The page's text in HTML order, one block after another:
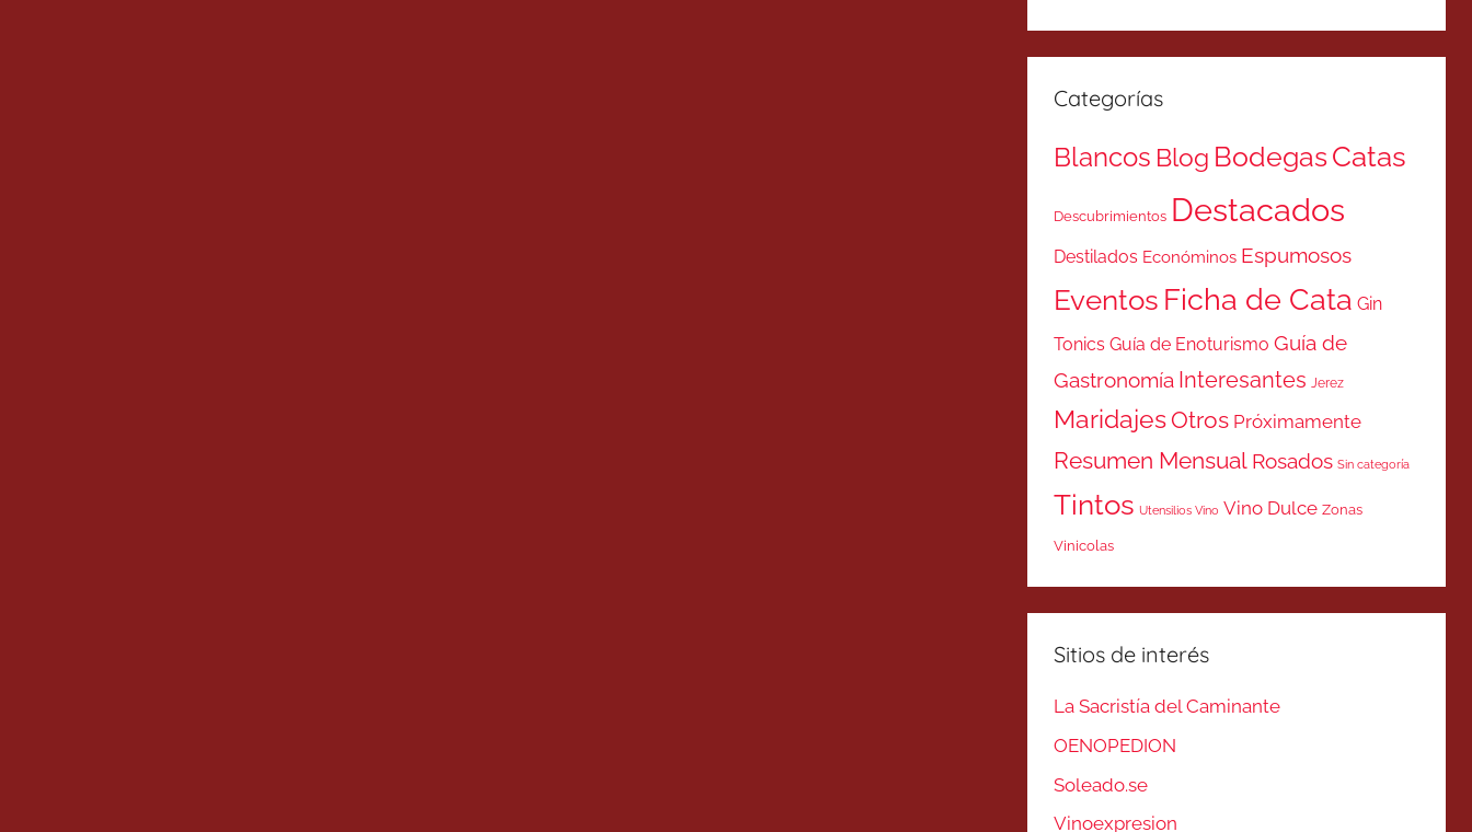
Categorías
Blancos Blog BodegasCatas
Descubrimientos Destacados
Destilados Económinos Espumosos
Eventos Ficha de Cata Gin
Tonics Guía de Enoturismo Guía de
Gastronomía Interesantes Jerez
MaridajesOtros Próximamente
Resumen Mensual Rosados Sin categoría
Tintos Utensilios Vino Vino Dulce Zonas
Vinicolas
Sitios de interés
La Sacristía del Caminante
OENOPEDION
Soleado.se
Vinoexpresion